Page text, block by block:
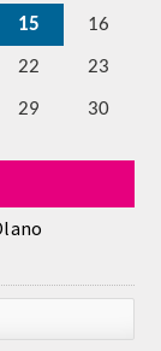
15 16
22 23
29 30